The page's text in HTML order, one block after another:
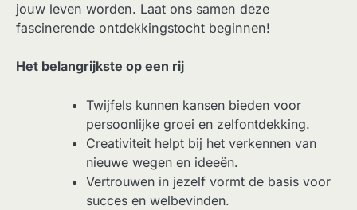
jouw leven worden. Laat ons samen deze
fascinerende ontdekkingstocht beginnen!
Het belangrijkste op een rij
Twijfels kunnen kansen bieden voor
persoonlijke groei en zelfontdekking.
Creativiteit helpt bij het verkennen van
nieuwe wegen en ideeën.
Vertrouwen in jezelf vormt de basis voor
succes en welbevinden.